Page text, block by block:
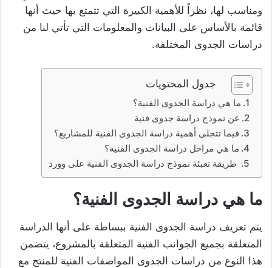
ومناسب لها، نظراً للأهمية الكبيرة التي تتمتع بها حيث أنها
قائمة بالأساس على البيانات والمعلومات التي تأتي لنا من
دراسات الجدوى المختلفة.
جدول المحتويات
ما هي دراسة الجدوى الفنية؟
عن نموذج دراسة جدوى فنية
فيما تتجلى أهمية دراسة الجدوى الفنية للمشاريع؟
ما هي مراحل دراسة الجدوى الفنية؟
طريقة تعبئة نموذج دراسة الجدوى الفنية على وورد
ما هي دراسة الجدوى الفنية؟
يتم تعريف دراسة الجدوى الفنية ببساطة على أنها الدراسة
المتعلقة بجميع الجوانب الفنية المتعلقة بالمشروع، يتضمن
هذا النوع من دراسات الجدوى المواصفات الفنية للمنتج مع